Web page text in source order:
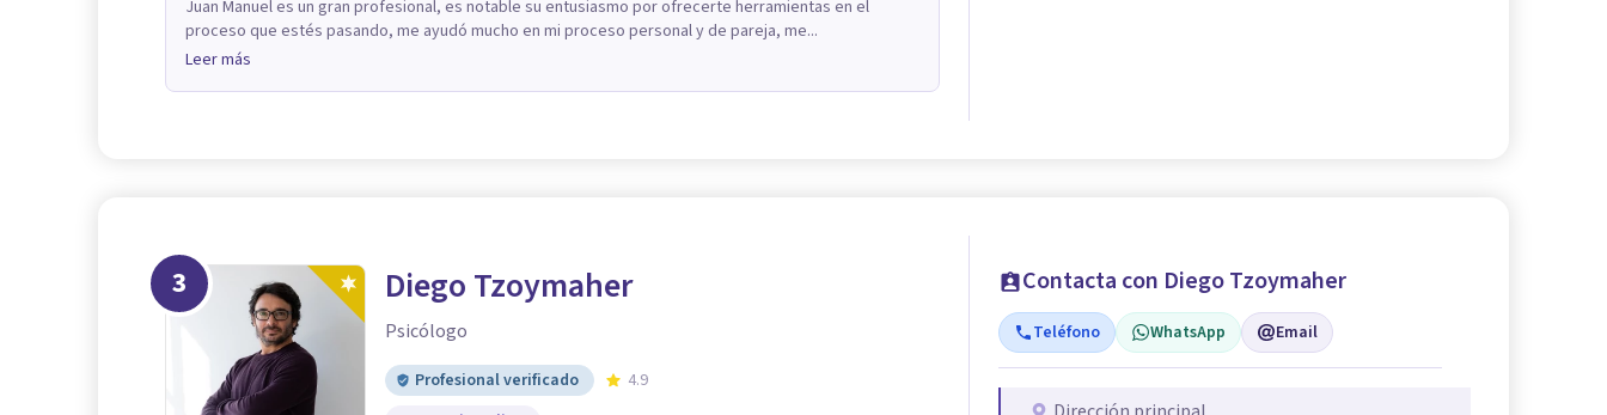
Juan Manuel es un gran profesional, es notable su entusiasmo por ofrecerte herramientas en el
proceso que estés pasando, me ayudó mucho en mi proceso personal y de pareja, me...
Leer más
3 Diego Tzoymaher
Psicólogo
Profesional verificado
4.9
Contacta con Diego Tzoymaher
Teléfono WhatsApp Email